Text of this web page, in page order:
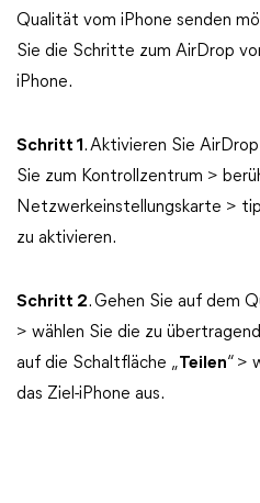
Qualität vom iPhone senden
Sie die Schritte zum AirDrop
iPhone.
Schritt 1 . Aktivieren Sie
Sie zum Kontrollzentrum >
Netzwerkeinstellungskarte >
zu aktivieren.
Schritt 2. Gehen Sie auf dem
> wählen Sie die zu
auf die Schaltfläche „Teilen“ >
das Ziel-iPhone aus.